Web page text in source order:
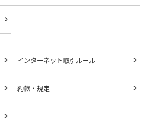
インターネット取引ルール
約款・規定